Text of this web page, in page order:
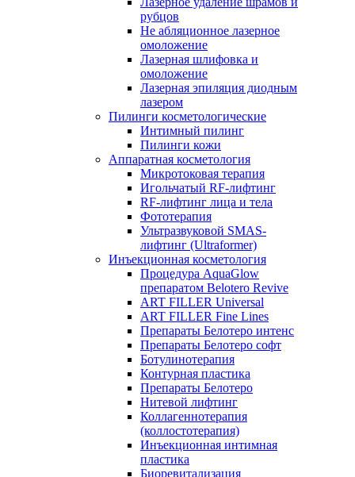
рубцов
Не абляционное лазерное
омоложение
Лазерная шлифовка и
омоложение
Лазерная эпиляция диодным
лазером
Пилинги косметологические
Интимный пилинг
Пилинги кожи
Аппаратная косметология
Микротоковая терапия
Игольчатый RF-лифтинг
RF-лифтинг лица и тела
Фототерапия
Ультразвуковой SMAS-
лифтинг (Ultraformer)
Инъекционная косметология
Процедура AquaGlow
препаратом Belotero Revive
ART FILLER Universal
ART FILLER Fine Lines
Препараты Белотеро интенс
Препараты Белотеро софт
Ботулинотерапия
Контурная пластика
Препараты Белотеро
Нитевой лифтинг
Коллагеннотерапия
(коллостотерапия)
Инъекционная интимная
пластика
Биоревитализация